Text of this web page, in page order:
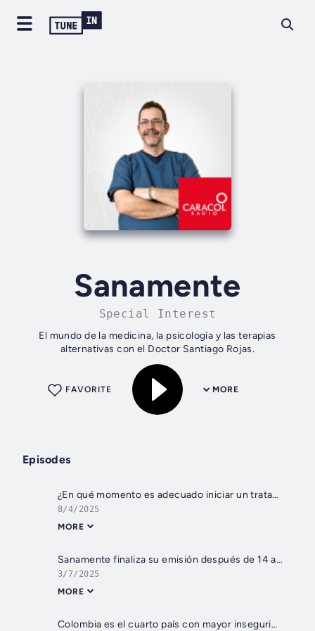
Sanamente
Special Interest
El mundo de la medicina, la psicología y las terapias
alternativas con el Doctor Santiago Rojas.
MORE
FAVORITE
Episodes
¿En qué momento es adecuado iniciar un tratamiento de ortopedia y ortodoncia?
8/4/2025
MORE
Sanamente finaliza su emisión después de 14 años. ¡Gracias por este tiempo de sintonía!
3/7/2025
MORE
Colombia es el cuarto país con mayor inseguridad alimentaria de Sudamérica, esto puede hacer desde casa